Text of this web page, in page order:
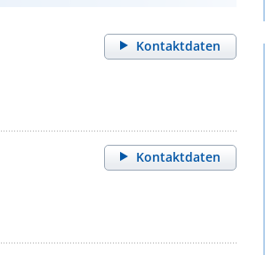
Kontaktdaten
Kontaktdaten